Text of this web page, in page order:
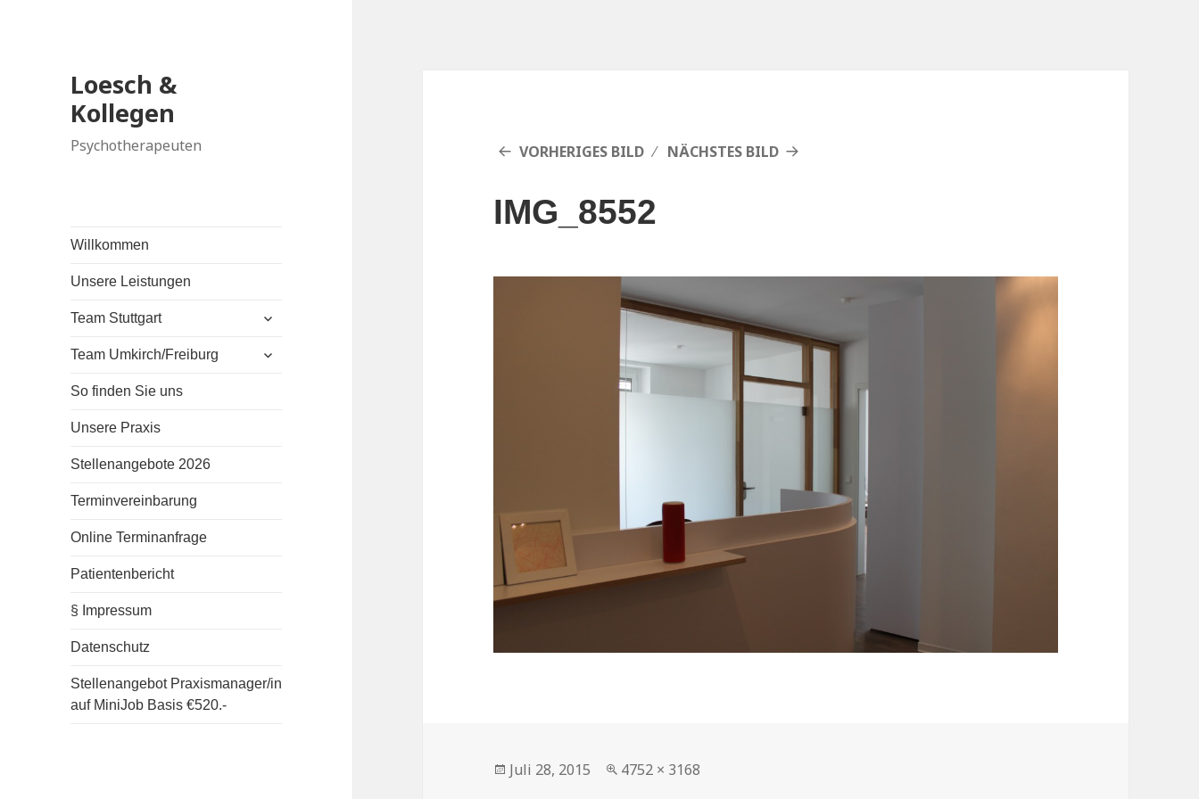
Loesch &
Kollegen
Psychotherapeuten
Willkommen
Unsere Leistungen
Team Stuttgart
untermenü
Team Umkirch/Freiburg
untermenü
So finden Sie uns
Unsere Praxis
Stellenangebote 2026
Terminvereinbarung
Online Terminanfrage
Patientenbericht
§ Impressum
Datenschutz
Stellenangebot Praxismanager/in
auf MiniJob Basis €520.-
VORHERIGES BILD NÄCHSTES BILD
IMG_8552
Veröffentlicht
Juli 28, 2015
Volle
4752 × 3168